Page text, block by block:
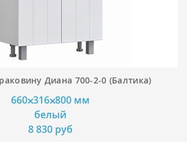
Диана 700-2-0 (Балтика)
660⨉316⨉800 мм
белый
8 830 руб